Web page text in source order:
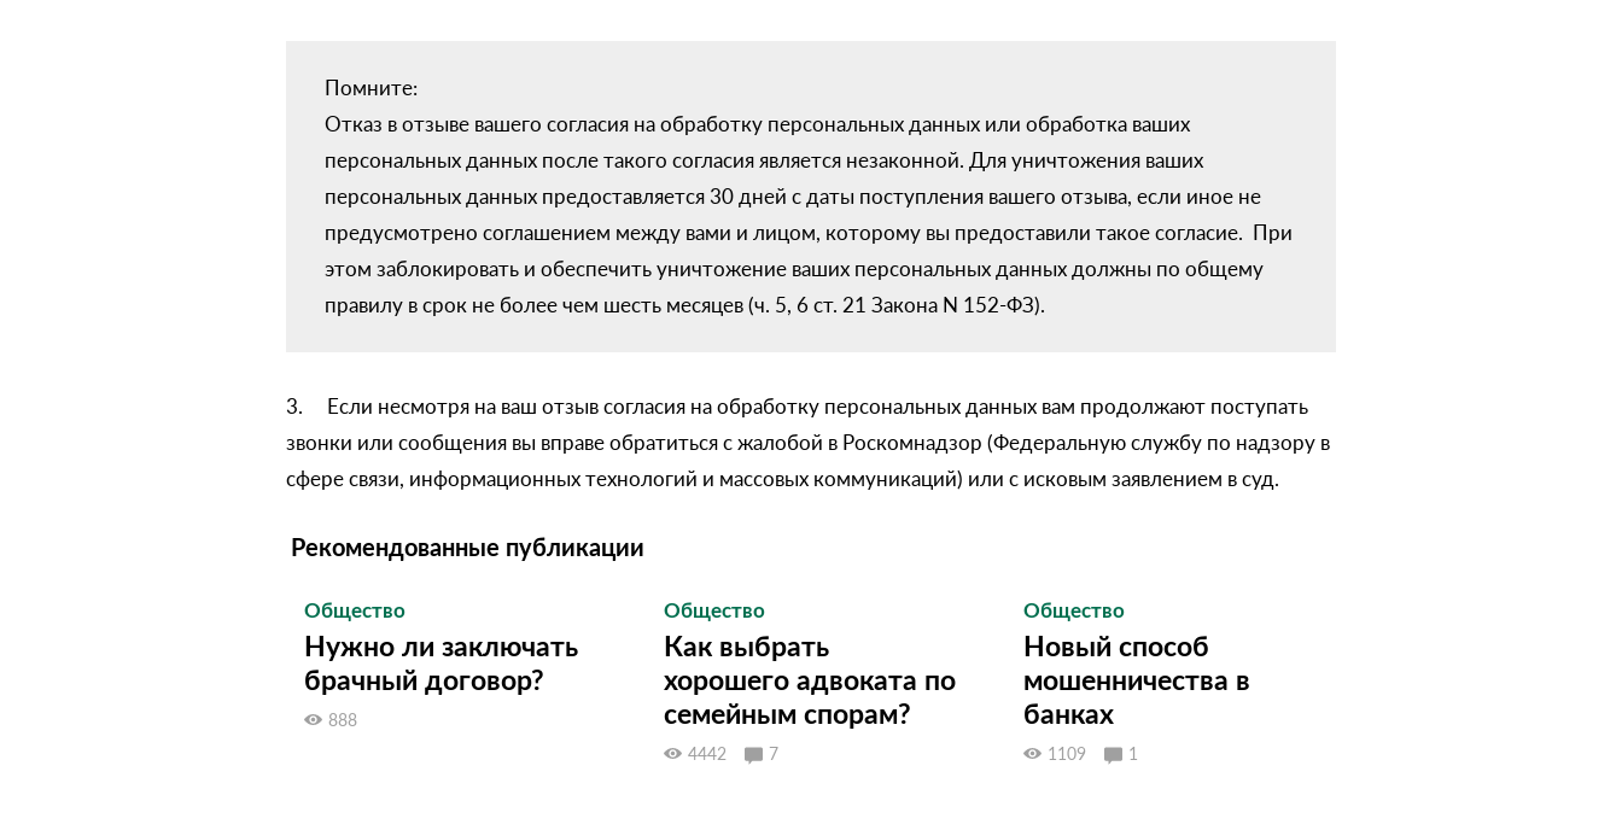
Помните:
Отказ в отзыве вашего согласия на обработку персональных данных или обработка ваших
персональных данных после такого согласия является незаконной. Для уничтожения ваших
персональных данных предоставляется 30 дней с даты поступления вашего отзыва, если иное не
предусмотрено соглашением между вами и лицом, которому вы предоставили такое согласие. При
этом заблокировать и обеспечить уничтожение ваших персональных данных должны по общему
правилу в срок не более чем шесть месяцев (ч. 5, 6 ст. 21 Закона N 152-ФЗ).
3. Если несмотря на ваш отзыв согласия на обработку персональных данных вам продолжают поступать
звонки или сообщения вы вправе обратиться с жалобой в Роскомнадзор (Федеральную службу по надзору в
сфере связи, информационных технологий и массовых коммуникаций) или с исковым заявлением в суд.
Рекомендованные публикации
Общество
Нужно ли заключать
брачный договор?
888
Общество
Как выбрать
хорошего адвоката по
семейным спорам?
4442 7
Общество
Новый способ
мошенничества в
банках
1109 1